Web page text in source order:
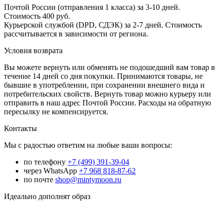
Почтой России (отправления 1 класса) за 3-10 дней.
Стоимость 400 руб.
Курьерской службой (DPD, СДЭК) за 2-7 дней. Стоимость
рассчитывается в зависимости от региона.
Условия возврата
Вы можете вернуть или обменять не подошедший вам товар в
течение 14 дней со дня покупки. Принимаются товары, не
бывшие в употреблении, при сохранении внешнего вида и
потребительских свойств. Вернуть товар можно курьеру или
отправить в наш адрес Почтой России. Расходы на обратную
пересылку не компенсируется.
Контакты
Мы с радостью ответим на любые ваши вопросы:
по телефону +7 (499) 391-39-04
через WhatsApp +7 968 818-87-62
по почте shop@mintymoon.ru
Идеально дополнят образ